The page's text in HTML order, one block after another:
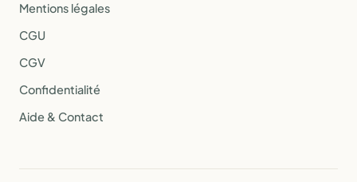
Mentions légales
CGU
CGV
Confidentialité
Aide & Contact